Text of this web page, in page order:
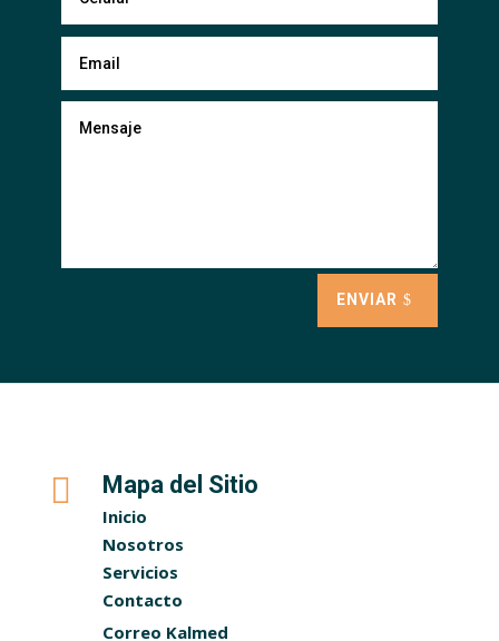
ENVIAR
 Mapa del Sitio
Inicio
Nosotros
Servicios
Contacto
Correo Kalmed